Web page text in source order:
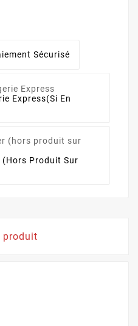
Sécurisé
Express(si En
(hors Produit Sur
produit